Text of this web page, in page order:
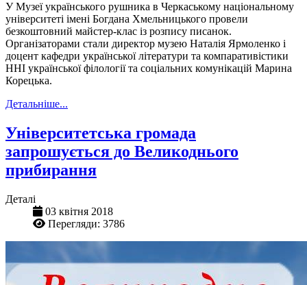
У Музеї українського рушника в Черкаському національному
університеті імені Богдана Хмельницького провели
безкоштовний майстер-клас із розпису писанок.
Організаторами стали директор музею Наталія Ярмоленко і
доцент кафедри української літератури та компаративістики
ННІ української філології та соціальних комунікацій Марина
Корецька.
Детальніше...
Університетська громада
запрошується до Великоднього
прибирання
Деталі
03 квітня 2018
Перегляди: 3786